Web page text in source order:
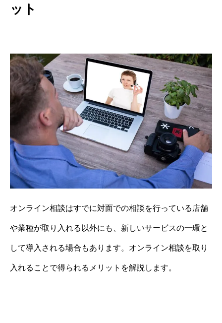
ット
オンライン相談はすでに対面での相談を行っている店舗
や業種が取り入れる以外にも、新しいサービスの一環と
して導入される場合もあります。オンライン相談を取り
入れることで得られるメリットを解説します。